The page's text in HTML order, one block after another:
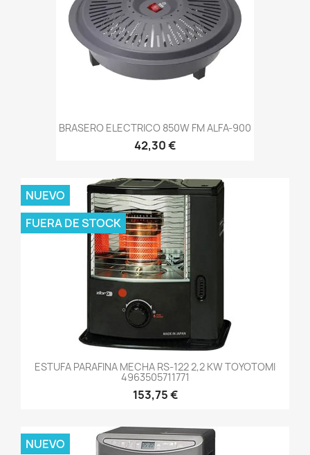
BRASERO ELECTRICO 850W FM ALFA-900
42,30 €
ESTUFA PARAFINA MECHA RS-122 2,2 KW TOYOTOMI
4963505711771
153,75 €
NUEVO
FUERA DE STOCK
NUEVO